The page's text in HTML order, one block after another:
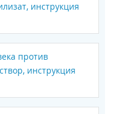
инструкция
против
инструкция